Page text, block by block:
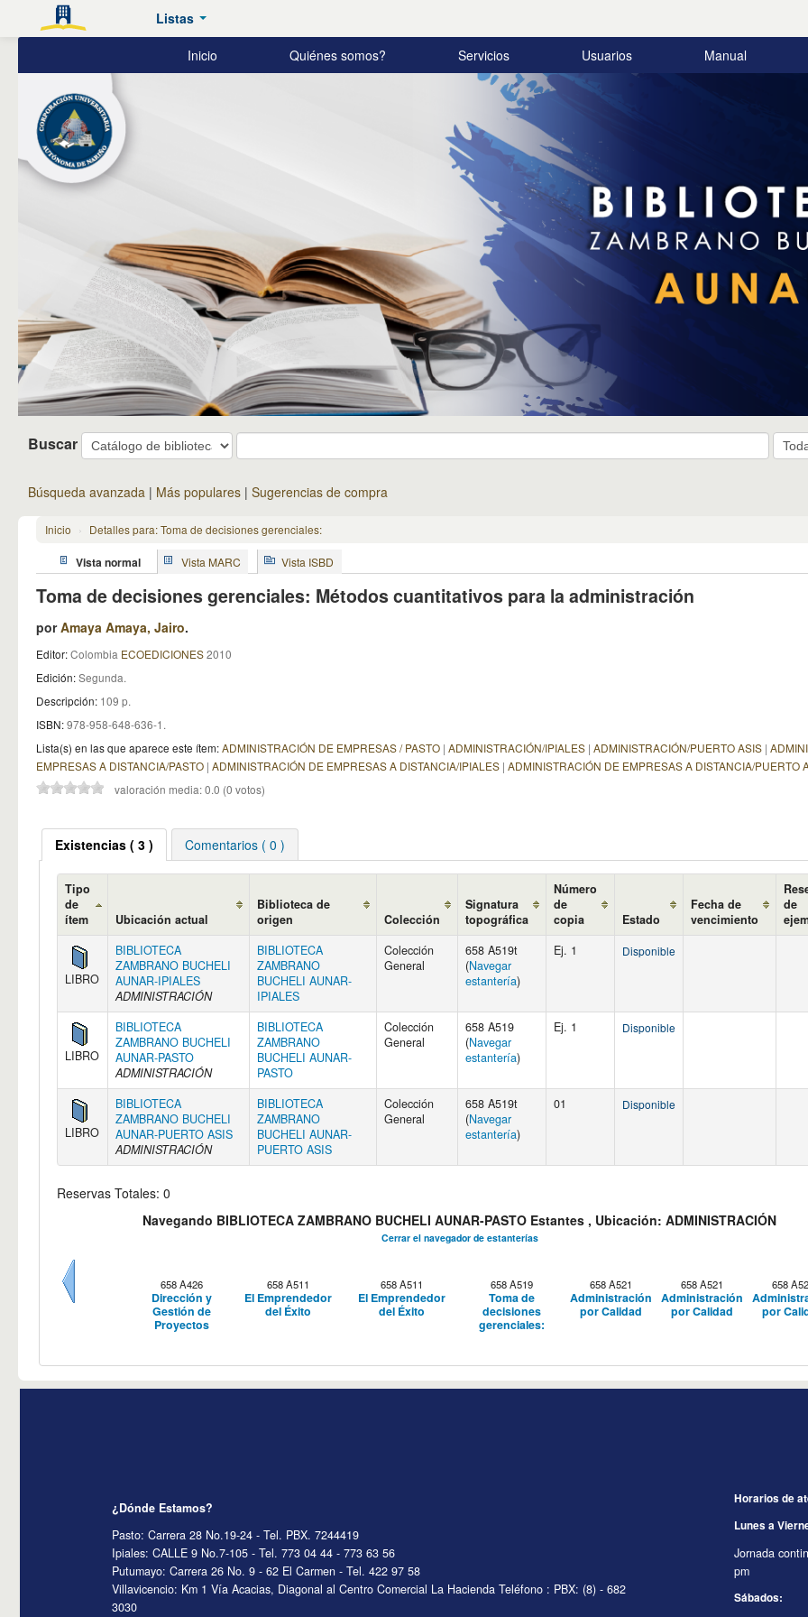
Zambrano
Bucheli
AUNAR
Listas
Inicio Quiénes somos? Servicios Usuarios Manual
Buscar
Búsqueda avanzada Más populares Sugerencias de compra
Inicio › Detalles para: Toma de decisiones gerenciales:
Vista normal Vista MARC Vista ISBD
Toma de decisiones gerenciales: Métodos cuantitativos para la administración
porAmaya Amaya, Jairo.
Editor:Colombia ECOEDICIONES2010
Edición:Segunda.
Descripción: 109 p.
ISBN:978-958-648-636-1.
Lista(s) en las que aparece este ítem:ADMINISTRACIÓN DE EMPRESAS / PASTO | ADMINISTRACIÓN/IPIALES | ADMINISTRACIÓN/PUERTO ASIS |
EMPRESAS A DISTANCIA/PASTO | ADMINISTRACIÓN DE EMPRESAS A DISTANCIA/IPIALES | ADMINISTRACIÓN DE EMPRESAS A DISTANCIA/PUERTO
valoración media: 0.0 (0 votos)
Existencias ( 3 ) Comentarios ( 0 )
Tipo
de
ítem
Ubicación actual
Biblioteca de
origen
Colección
Signatura
topográfica
Número
de
copia
Estado
Fecha de
vencimiento
de
LIBRO
BIBLIOTECA
ZAMBRANO BUCHELI
AUNAR-IPIALES
ADMINISTRACIÓN
BIBLIOTECA
ZAMBRANO
BUCHELI AUNAR-
IPIALES
Colección
General
658 A519t
(Navegar
estantería)
Ej. 1 Disponible
LIBRO
BIBLIOTECA
ZAMBRANO BUCHELI
AUNAR-PASTO
ADMINISTRACIÓN
BIBLIOTECA
ZAMBRANO
BUCHELI AUNAR-
PASTO
Colección
General
658 A519
(Navegar
estantería)
Ej. 1 Disponible
LIBRO
BIBLIOTECA
ZAMBRANO BUCHELI
AUNAR-PUERTO ASIS
ADMINISTRACIÓN
BIBLIOTECA
ZAMBRANO
BUCHELI AUNAR-
PUERTO ASIS
Colección
General
658 A519t
(Navegar
estantería)
01 Disponible
Reservas Totales: 0
Navegando BIBLIOTECA ZAMBRANO BUCHELI AUNAR-PASTO Estantes , Ubicación: ADMINISTRACIÓN
Cerrar el navegador de estanterías
658 A426
Dirección y
Gestión de
Proyectos
658 A511
El Emprendedor
del Éxito
658 A511
El Emprendedor
del Éxito
658 A519
Toma de
decisiones
gerenciales:
658 A521
Administración
por Calidad
658 A521
Administración
por Calidad
658
por
¿Dónde Estamos?
Pasto: Carrera 28 No.19-24 - Tel. PBX. 7244419
Ipiales: CALLE 9 No.7-105 - Tel. 773 04 44 - 773 63 56
Putumayo: Carrera 26 No. 9 - 62 El Carmen - Tel. 422 97 58
Villavicencio: Km 1 Vía Acacias, Diagonal al Centro Comercial La Hacienda Teléfono : PBX: (8) - 682
3030
Horarios de
Lunes a
Jornada
pm
Sábados: